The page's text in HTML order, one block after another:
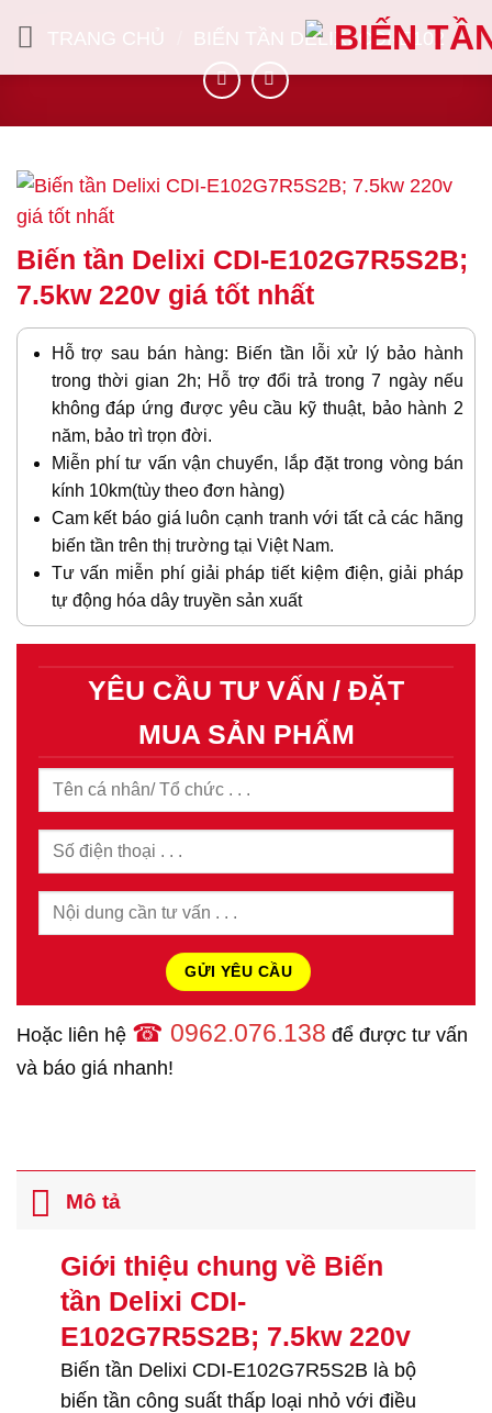
qua
nội
TRANG CHỦ BIẾN TẦN DELIXI CDI-E102
Biến tần Delixi CDI-E102G7R5S2B;
7.5kw 220v giá tốt nhất
Hỗ trợ sau bán hàng: Biến tần lỗi xử lý bảo hành
trong thời gian 2h; Hỗ trợ đổi trả trong 7 ngày nếu
không đáp ứng được yêu cầu kỹ thuật, bảo hành 2
năm, bảo trì trọn đời.
Miễn phí tư vấn vận chuyển, lắp đặt trong vòng bán
kính 10km(tùy theo đơn hàng)
Cam kết báo giá luôn cạnh tranh với tất cả các hãng
biến tần trên thị trường tại Việt Nam.
Tư vấn miễn phí giải pháp tiết kiệm điện, giải pháp
tự động hóa dây truyền sản xuất
YÊU CẦU TƯ VẤN / ĐẶT
MUA SẢN PHẨM
Hoặc liên hệ ☎ 0962.076.138 để được tư vấn
và báo giá nhanh!
Mô tả
Giới thiệu chung về Biến
tần Delixi CDI-
E102G7R5S2B; 7.5kw 220v
Biến tần Delixi CDI-E102G7R5S2B là bộ
biến tần công suất thấp loại nhỏ với điều